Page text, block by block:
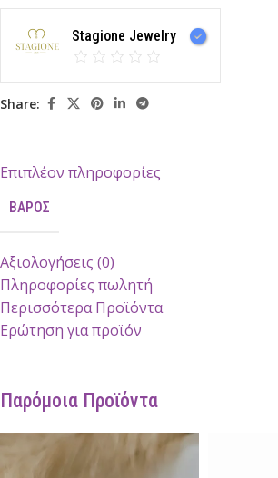
Stagione Jewelry
Share:
Επιπλέον πληροφορίες
ΒΆΡΟΣ
Αξιολογήσεις (0)
Πληροφορίες πωλητή
Περισσότερα Προϊόντα
Ερώτηση για προϊόν
Παρόμοια Προϊόντα